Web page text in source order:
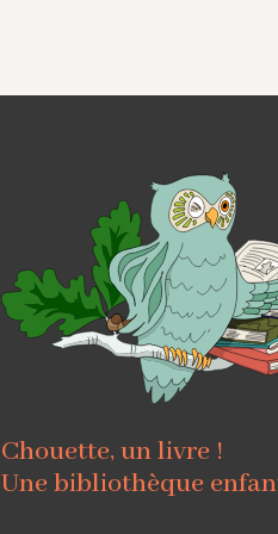
Chouette, un livre !
Une bibliothèque